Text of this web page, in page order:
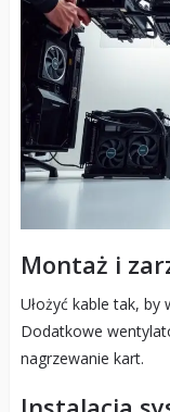
Montaż i
Ułożyć kable tak, by
Dodatkowe
nagrzewanie kart.